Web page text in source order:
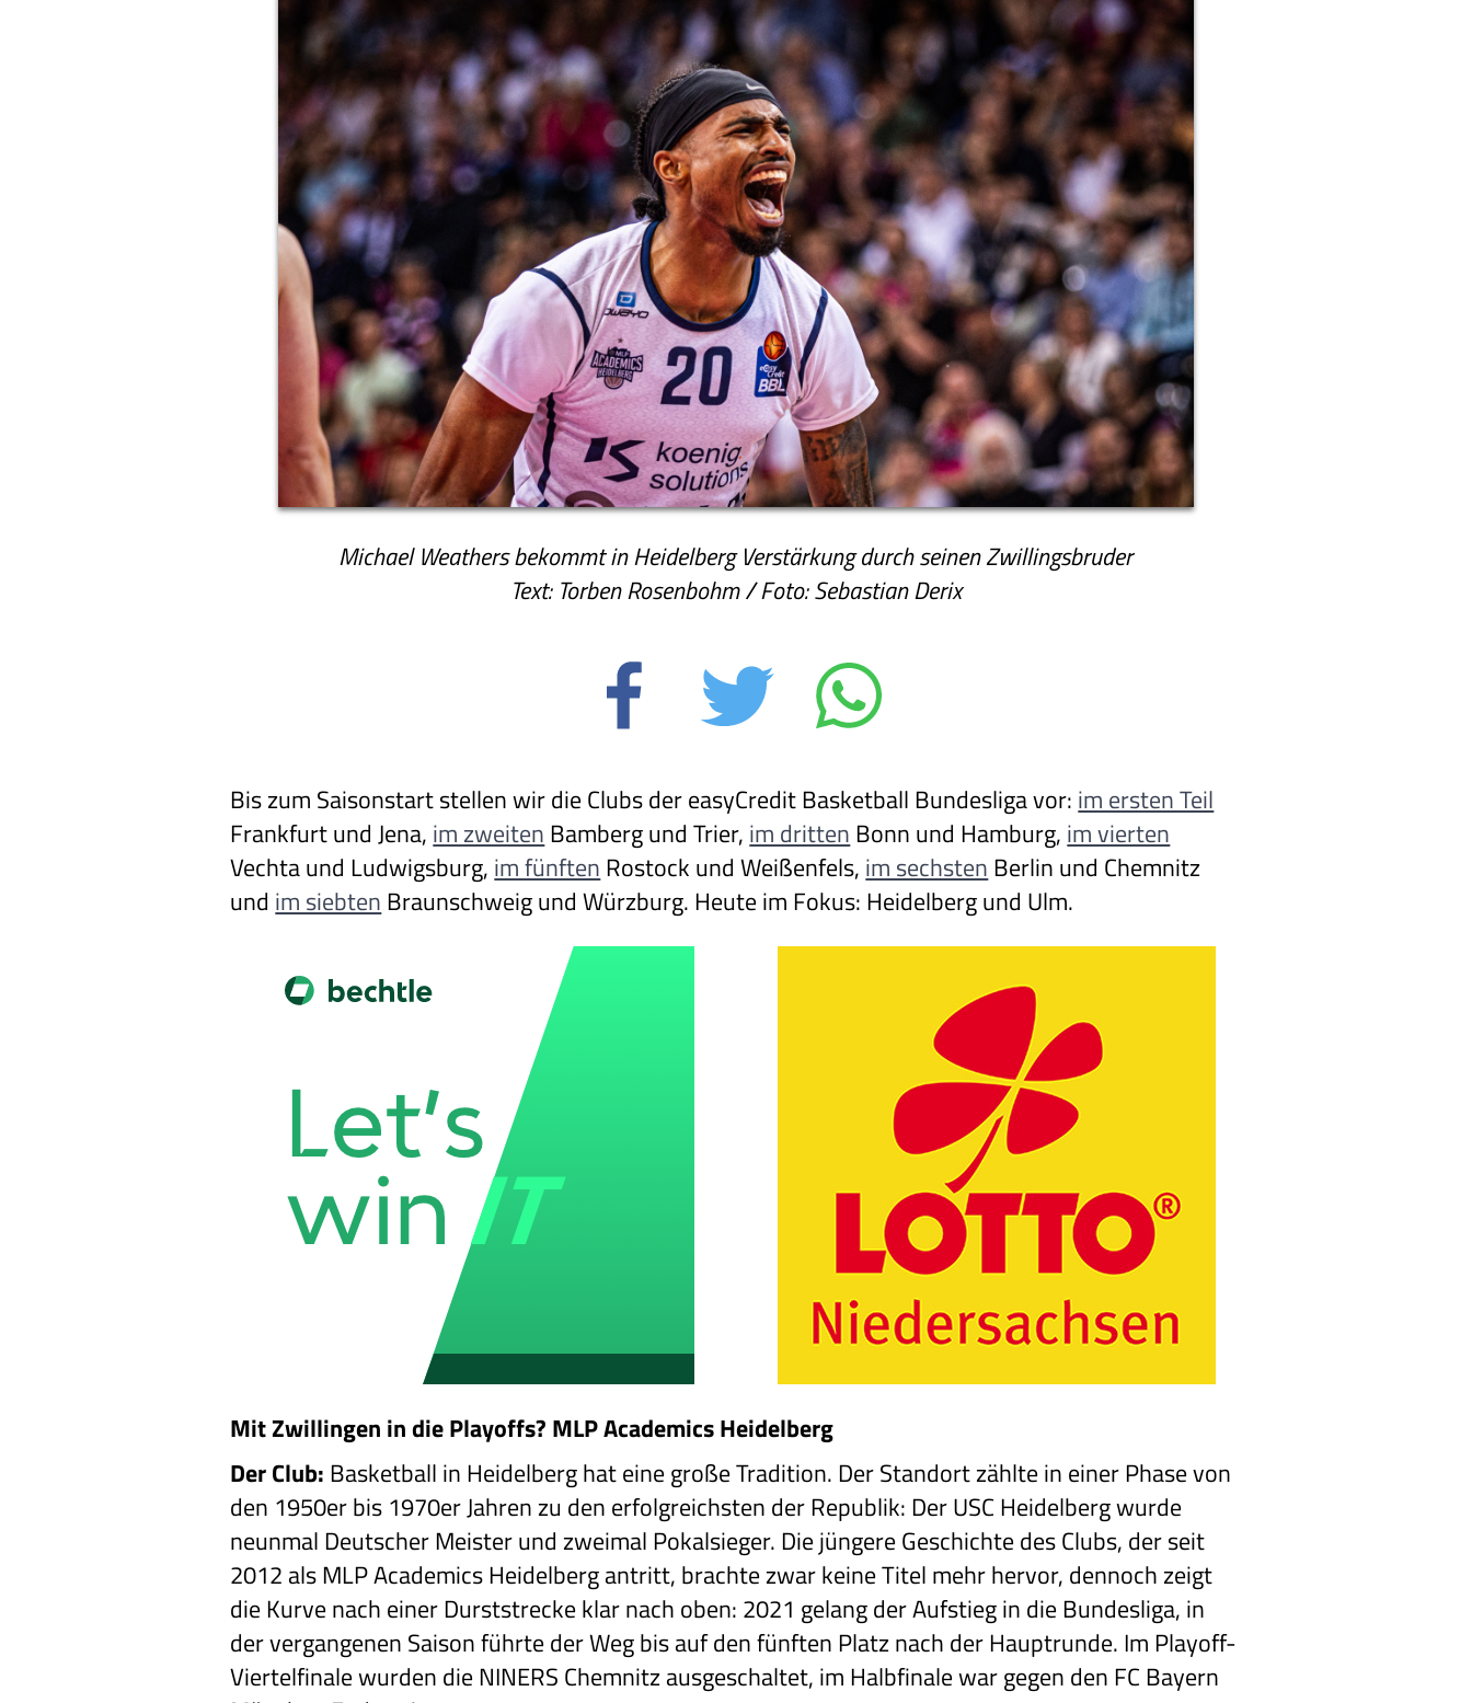
Michael Weathers bekommt in Heidelberg Verstärkung durch seinen Zwillingsbruder
Text: Torben Rosenbohm / Foto: Sebastian Derix
Bis zum Saisonstart stellen wir die Clubs der easyCredit Basketball Bundesliga vor: im ersten Teil
Frankfurt und Jena, im zweiten Bamberg und Trier, im dritten Bonn und Hamburg, im vierten
Vechta und Ludwigsburg, im fünften Rostock und Weißenfels, im sechsten Berlin und Chemnitz
und im siebten Braunschweig und Würzburg. Heute im Fokus: Heidelberg und Ulm.
Mit Zwillingen in die Playoffs? MLP Academics Heidelberg
Der Club: Basketball in Heidelberg hat eine große Tradition. Der Standort zählte in einer Phase von
den 1950er bis 1970er Jahren zu den erfolgreichsten der Republik: Der USC Heidelberg wurde
neunmal Deutscher Meister und zweimal Pokalsieger. Die jüngere Geschichte des Clubs, der seit
2012 als MLP Academics Heidelberg antritt, brachte zwar keine Titel mehr hervor, dennoch zeigt
die Kurve nach einer Durststrecke klar nach oben: 2021 gelang der Aufstieg in die Bundesliga, in
der vergangenen Saison führte der Weg bis auf den fünften Platz nach der Hauptrunde. Im Playoff-
Viertelfinale wurden die NINERS Chemnitz ausgeschaltet, im Halbfinale war gegen den FC Bayern